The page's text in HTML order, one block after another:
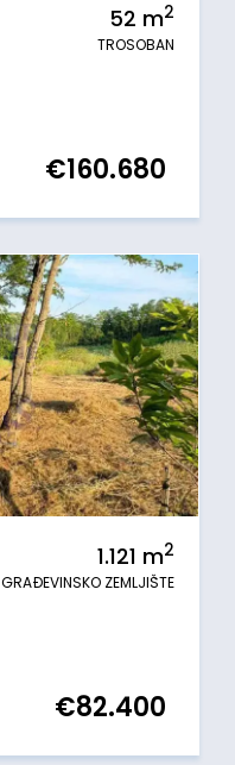
52 m2
TROSOBAN
€160.680
1.121 m2
GRAĐEVINSKO ZEMLJIŠTE
€82.400